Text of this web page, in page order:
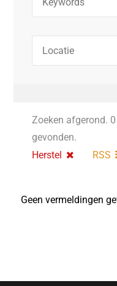
Zoeken afgerond.
gevonden.
Herstel
RSS
Geen vermeldingen